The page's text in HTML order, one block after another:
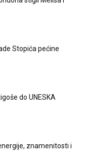
Stopića pećine
do UNESKA
znamenitosti i